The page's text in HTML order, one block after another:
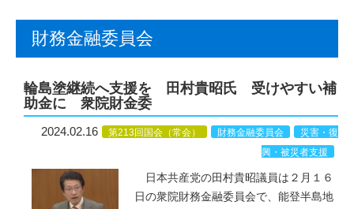
財務金融委員会
輪島塗継続へ支援を 田村貴昭氏 受けやすい補
助金に 衆院財金委
2024.02.16 第213回国会（常会） 財務金融委員会
災害・復
興・被災者支援
日本共産党の田村貴昭議員は２月１６
日の衆院財務金融委員会で、能登半島地